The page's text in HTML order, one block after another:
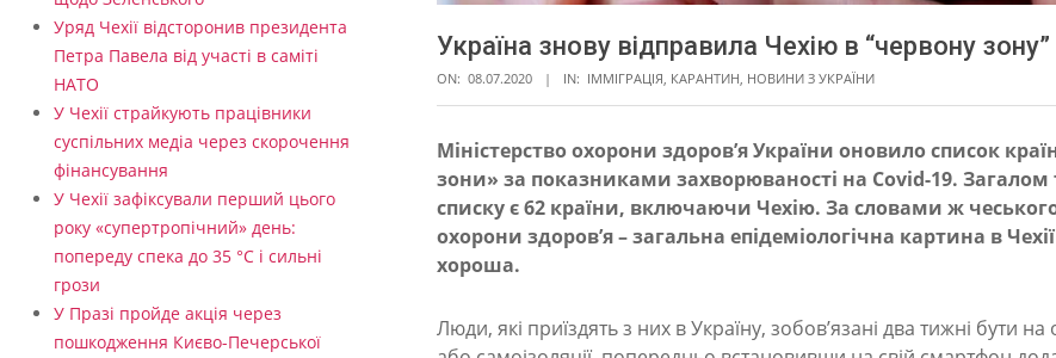
Україна знову відправила Чехію в “червону зону”
ON: 08.07.2020 IN: ІММІГРАЦІЯ КАРАНТИН НОВИНИ З УКРАЇНИ
У
к
р
ї
Міністерство охорони здоров’я України оновило список
зони» за показниками захворюваності на Covid-19. Загалом
списку є 62 країни, включаючи Чехію. За словами ж
охорони здоров’я – загальна епідеміологічна картина в
хороша.
Люди, які приїздять з них в Україну, зобов’язані два тижні бути на
Уряд Чехії відсторонив президента
Петра Павела від участі в саміті
НАТО
У Чехії страйкують працівники
суспільних медіа через скорочення
фінансування
У Чехії зафіксували перший цього
року «супертропічний» день:
попереду спека до 35 °C і сильні
грози
У Празі пройде акція через
пошкодження Києво-Печерської